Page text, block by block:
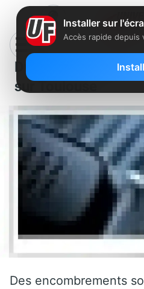
sur Toulouse
Des encombrements
Installer sur
Accès rapide depuis